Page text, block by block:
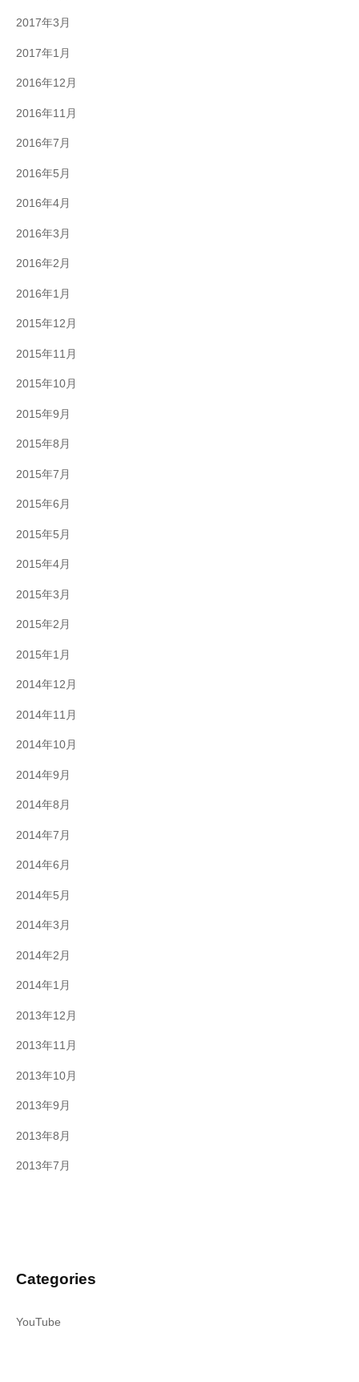
2017年3月
2017年1月
2016年12月
2016年11月
2016年7月
2016年5月
2016年4月
2016年3月
2016年2月
2016年1月
2015年12月
2015年11月
2015年10月
2015年9月
2015年8月
2015年7月
2015年6月
2015年5月
2015年4月
2015年3月
2015年2月
2015年1月
2014年12月
2014年11月
2014年10月
2014年9月
2014年8月
2014年7月
2014年6月
2014年5月
2014年3月
2014年2月
2014年1月
2013年12月
2013年11月
2013年10月
2013年9月
2013年8月
2013年7月
Categories
YouTube